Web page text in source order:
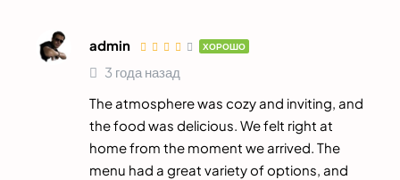
admin ХОРОШО
3 года назад
The atmosphere was cozy and inviting, and
the food was delicious. We felt right at
home from the moment we arrived. The
menu had a great variety of options, and